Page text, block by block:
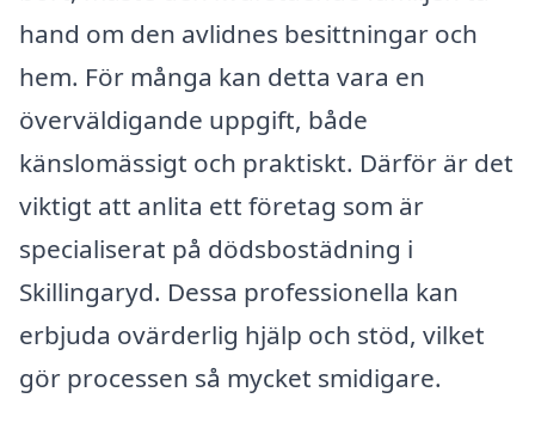
hand om den avlidnes besittningar och
hem. För många kan detta vara en
överväldigande uppgift, både
känslomässigt och praktiskt. Därför är det
viktigt att anlita ett företag som är
specialiserat på dödsbostädning i
Skillingaryd. Dessa professionella kan
erbjuda ovärderlig hjälp och stöd, vilket
gör processen så mycket smidigare.